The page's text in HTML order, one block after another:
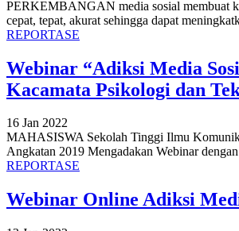
PERKEMBANGAN media sosial membuat
cepat, tepat, akurat sehingga dapat
REPORTASE
Webinar “Adiksi Media
Kacamata Psikologi dan
16 Jan 2022
MAHASISWA Sekolah Tinggi Ilmu
Angkatan 2019 Mengadakan Webinar
REPORTASE
Webinar Online Adiksi